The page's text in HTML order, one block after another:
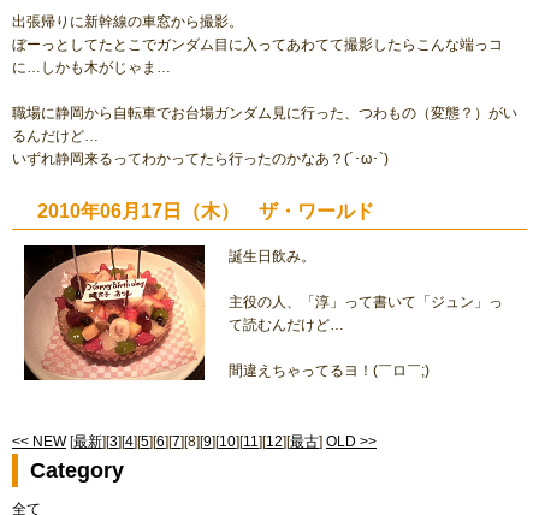
出張帰りに新幹線の車窓から撮影。
ぼーっとしてたとこでガンダム目に入ってあわてて撮影したらこんな端っコ
に…しかも木がじゃま…
職場に静岡から自転車でお台場ガンダム見に行った、つわもの（変態？）がい
るんだけど…
いずれ静岡来るってわかってたら行ったのかなあ？(´･ω･`)
2010年06月17日（木） ザ・ワールド
誕生日飲み。
主役の人、「淳」って書いて「ジュン」っ
て読むんだけど…
間違えちゃってるヨ！(￣ロ￣;)
<< NEW[最新][3][4][5][6][7][8][9][10][11][12][最古] OLD >>
Category
全て